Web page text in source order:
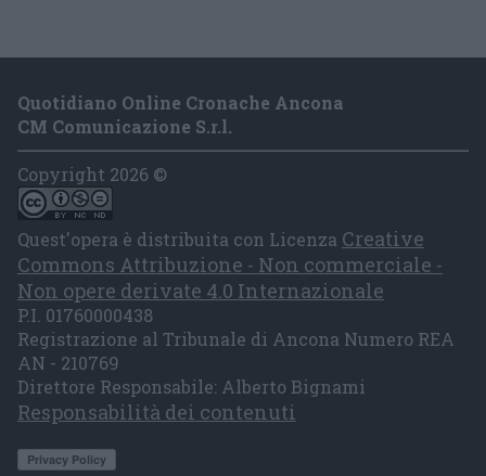
Quotidiano Online Cronache Ancona
CM Comunicazione S.r.l.
Copyright 2026 ©
Quest'opera è distribuita con Licenza Creative
Commons Attribuzione - Non commerciale -
Non opere derivate 4.0 Internazionale
P.I. 01760000438
Registrazione al Tribunale di Ancona Numero REA
AN - 210769
Direttore Responsabile: Alberto Bignami
Responsabilità dei contenuti